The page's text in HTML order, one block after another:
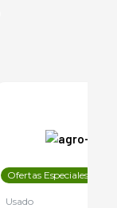
Ofertas Especiales
Usado